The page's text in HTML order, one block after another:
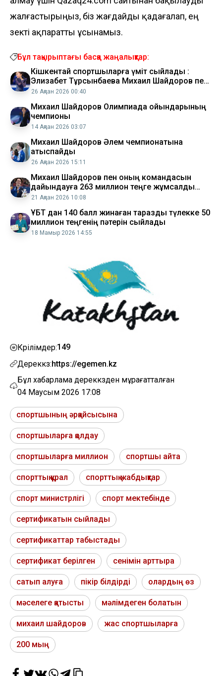
жалғастырыңыз, біз жағдайды қадағалап, ең
өзекті ақпаратты ұсынамыз.
Бұл тақырыптағы басқа жаңалықтар:
Кішкентай спортшыларға үміт сыйлады :
Элизабет Тұрсынбаева Михаил Шайдоров пен
София Самоделкинаға қолдау білдірді
26 Ақпан 2026 00:40
Михаил Шайдоров Олимпиада ойындарының
чемпионы
14 Ақпан 2026 03:07
Михаил Шайдоров Әлем чемпионатына
қатыспайды
26 Ақпан 2026 15:11
Михаил Шайдоров пен оның командасын
дайындауға 263 миллион теңге жұмсалды
Спорт министрлігі
21 Ақпан 2026 10:08
ҰБТ дан 140 балл жинаған тараздық түлекке 50
миллион теңгенің пәтерін сыйлады
18 Мамыр 2026 14:55
Көрілімдер:149
Дереккөз:https://egemen.kz
Бұл хабарлама дереккөзден мұрағатталған
04 Маусым 2026 17:08
спортшының әрқайсысына
спортшыларға қолдау
спортшыларға миллион спортшы айта
спорттық құрал спорттық жабдықтар
спорт министрлігі спорт мектебінде
сертификатын сыйлады
сертификаттар табыстады
сертификат берілген сенімін арттыра
сатып алуға пікір білдірді олардың өз
мәселеге қатысты мәлімдеген болатын
михаил шайдоров жас спортшыларға
200 мың